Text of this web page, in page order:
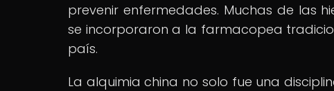
prevenir enfermedades. Muchas de las
se incorporaron a la farmacopea
país.
La alquimia china no solo fue una